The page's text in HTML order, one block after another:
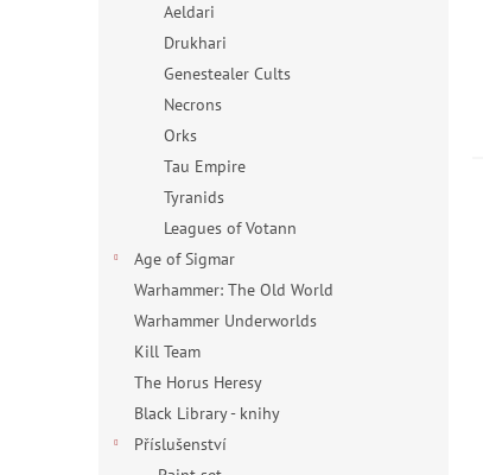
Aeldari
Drukhari
Genestealer Cults
Necrons
Orks
Tau Empire
Tyranids
Leagues of Votann
Age of Sigmar
Warhammer: The Old World
Warhammer Underworlds
Kill Team
The Horus Heresy
Black Library - knihy
Příslušenství